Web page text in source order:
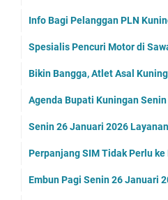
Info Bagi Pelanggan PLN
Spesialis Pencuri Motor di
Bikin Bangga, Atlet Asal
Agenda Bupati Kuningan
Senin 26 Januari 2026
Perpanjang SIM Tidak Perlu ke
Embun Pagi Senin 26 Januari